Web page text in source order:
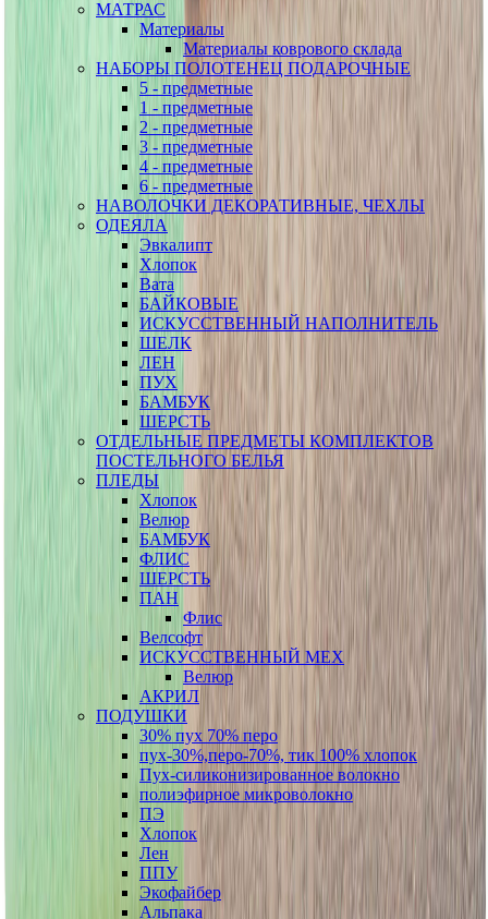
МАТРАС
Материалы
Материалы коврового склада
НАБОРЫ ПОЛОТЕНЕЦ ПОДАРОЧНЫЕ
5 - предметные
1 - предметные
2 - предметные
3 - предметные
4 - предметные
6 - предметные
НАВОЛОЧКИ ДЕКОРАТИВНЫЕ, ЧЕХЛЫ
ОДЕЯЛА
Эвкалипт
Хлопок
Вата
БАЙКОВЫЕ
ИСКУССТВЕННЫЙ НАПОЛНИТЕЛЬ
ШЕЛК
ЛЕН
ПУХ
БАМБУК
ШЕРСТЬ
ОТДЕЛЬНЫЕ ПРЕДМЕТЫ КОМПЛЕКТОВ
ПОСТЕЛЬНОГО БЕЛЬЯ
ПЛЕДЫ
Хлопок
Велюр
БАМБУК
ФЛИС
ШЕРСТЬ
ПАН
Флис
Велсофт
ИСКУССТВЕННЫЙ МЕХ
Велюр
АКРИЛ
ПОДУШКИ
30% пух 70% перо
пух-30%,перо-70%, тик 100% хлопок
Пух-силиконизированное волокно
полиэфирное микроволокно
ПЭ
Хлопок
Лен
ППУ
Экофайбер
Альпака